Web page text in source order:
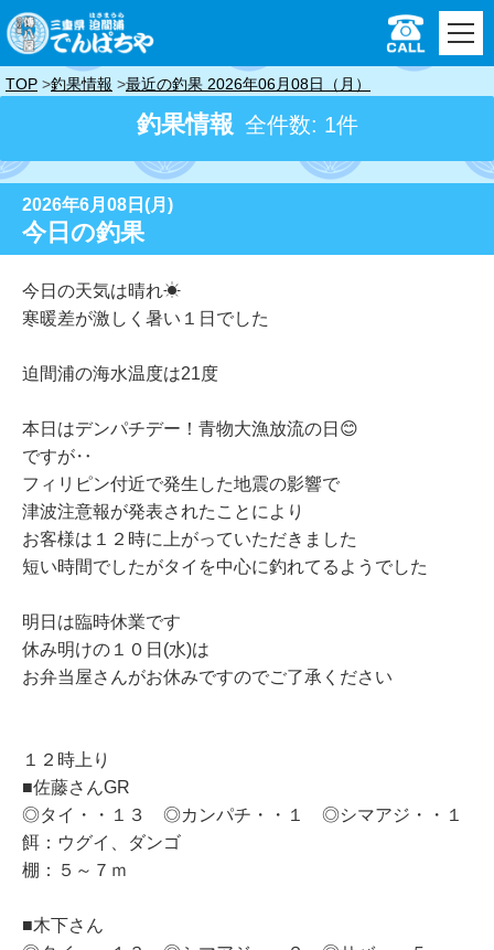
TOP 釣果情報 最近の釣果 2026年06月08日（月）
釣果情報 全件数: 1件
2026年6月08日(月)
今日の釣果
今日の天気は晴れ☀
寒暖差が激しく暑い１日でした
迫間浦の海水温度は21度
本日はデンパチデー！青物大漁放流の日😊
ですが‥
フィリピン付近で発生した地震の影響で
津波注意報が発表されたことにより
お客様は１２時に上がっていただきました
短い時間でしたがタイを中心に釣れてるようでした
明日は臨時休業です
休み明けの１０日(水)は
お弁当屋さんがお休みですのでご了承ください
１２時上り
■佐藤さんGR
◎タイ・・１３ ◎カンパチ・・１ ◎シマアジ・・１
餌：ウグイ、ダンゴ
棚：５～７ｍ
■木下さん